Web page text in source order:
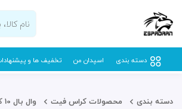
دسته بندی اسپدان من تخفیف ها و
دسته بندی محصولات کراس فیت وال بال 10 کیلویی